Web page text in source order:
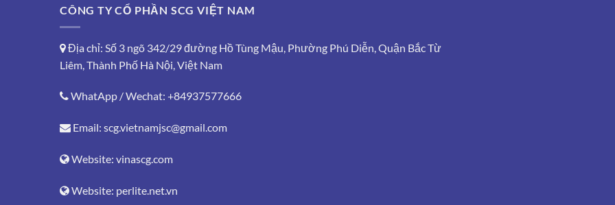
CÔNG TY CỔ PHẦN SCG VIỆT NAM
Địa chỉ: Số 3 ngõ 342/29 đường Hồ Tùng Mậu, Phường Phú Diễn, Quận Bắc Từ
Liêm, Thành Phố Hà Nội, Việt Nam
WhatApp / Wechat: +84937577666
Email: scg.vietnamjsc@gmail.com
Website: vinascg.com
Website: perlite.net.vn